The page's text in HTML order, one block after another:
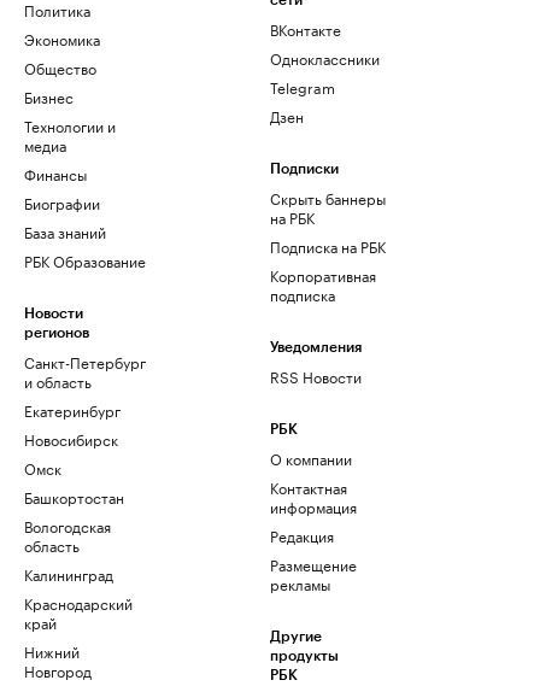
Политика
Экономика
Общество
Бизнес
Технологии и
медиа
Финансы
Биографии
База знаний
РБК Образование
Новости
регионов
Санкт-Петербург
и область
Екатеринбург
Новосибирск
Омск
Башкортостан
Вологодская
область
Калининград
Краснодарский
край
Нижний
Новгород
ВКонтакте
Одноклассники
Telegram
Дзен
Подписки
Скрыть баннеры
на РБК
Подписка на РБК
Корпоративная
подписка
Уведомления
RSS Новости
РБК
О компании
Контактная
информация
Редакция
Размещение
рекламы
Другие
продукты
РБК